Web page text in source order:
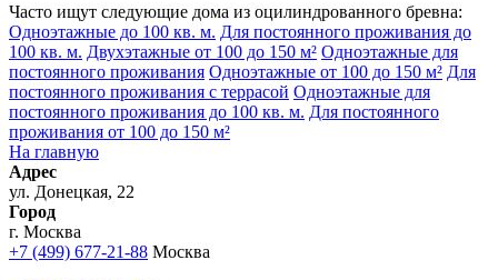
Часто ищут следующие дома из оцилиндрованного бревна:
Одноэтажные до 100 кв. м. Для постоянного проживания до
100 кв. м. Двухэтажные от 100 до 150 м² Одноэтажные для
постоянного проживания Одноэтажные от 100 до 150 м² Для
постоянного проживания с террасой Одноэтажные для
постоянного проживания до 100 кв. м. Для постоянного
проживания от 100 до 150 м²
На главную
Адрес
ул. Донецкая, 22
Город
г. Москва
+7 (499) 677-21-88 Москва